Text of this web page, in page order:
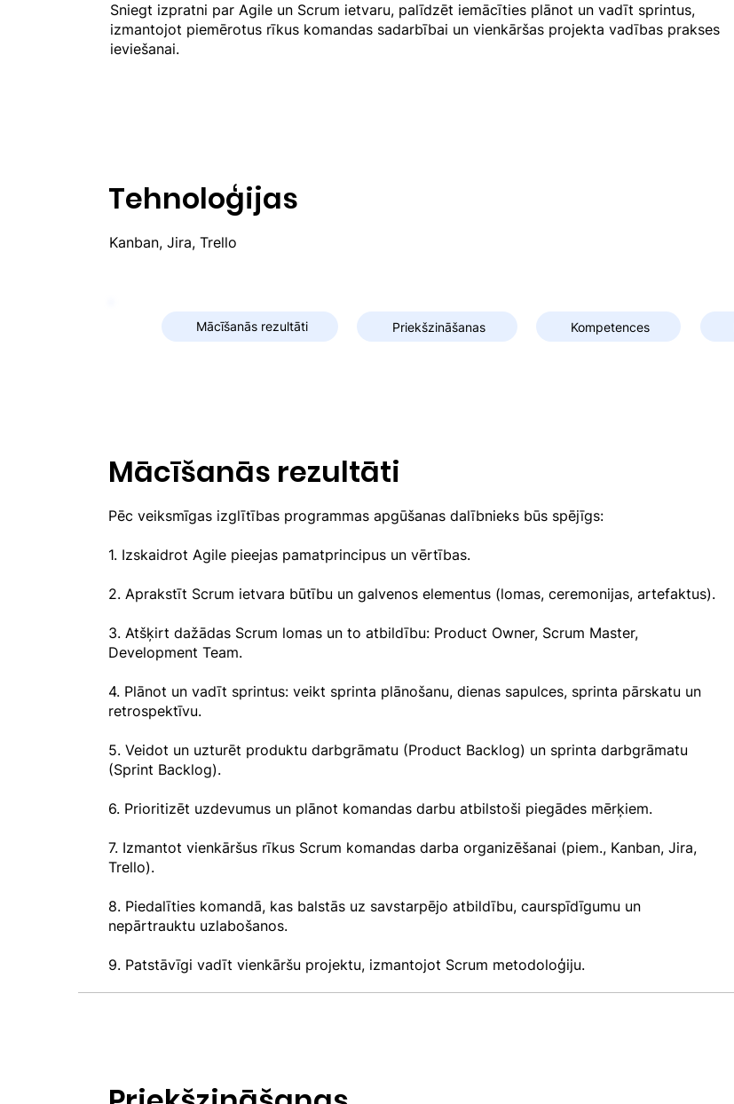
Sniegt izpratni par Agile un Scrum ietvaru, palīdzēt iemācīties plānot un vadīt sprintus,
izmantojot piemērotus rīkus komandas sadarbībai un vienkāršas projekta vadības prakses
ieviešanai.
Tehnoloģijas
Kanban, Jira, Trello
Mācīšanās rezultāti
Pēc veiksmīgas izglītības programmas apgūšanas dalībnieks būs spējīgs:
1. Izskaidrot Agile pieejas pamatprincipus un vērtības.
2. Aprakstīt Scrum ietvara būtību un galvenos elementus (lomas, ceremonijas, artefaktus).
3. Atšķirt dažādas Scrum lomas un to atbildību: Product Owner, Scrum Master,
Development Team.
4. Plānot un vadīt sprintus: veikt sprinta plānošanu, dienas sapulces, sprinta pārskatu un
retrospektīvu.
5. Veidot un uzturēt produktu darbgrāmatu (Product Backlog) un sprinta darbgrāmatu
(Sprint Backlog).
6. Prioritizēt uzdevumus un plānot komandas darbu atbilstoši piegādes mērķiem.
7. Izmantot vienkāršus rīkus Scrum komandas darba organizēšanai (piem., Kanban, Jira,
Trello).
8. Piedalīties komandā, kas balstās uz savstarpējo atbildību, caurspīdīgumu un
nepārtrauktu uzlabošanos.
9. Patstāvīgi vadīt vienkāršu projektu, izmantojot Scrum metodoloģiju.
Mācīšanās rezultāti Priekšzināšanas Kompetences